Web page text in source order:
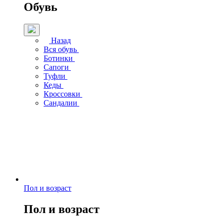
Обувь
Назад
Вся обувь
Ботинки
Сапоги
Туфли
Кеды
Кроссовки
Сандалии
Пол и возраст
Пол и возраст